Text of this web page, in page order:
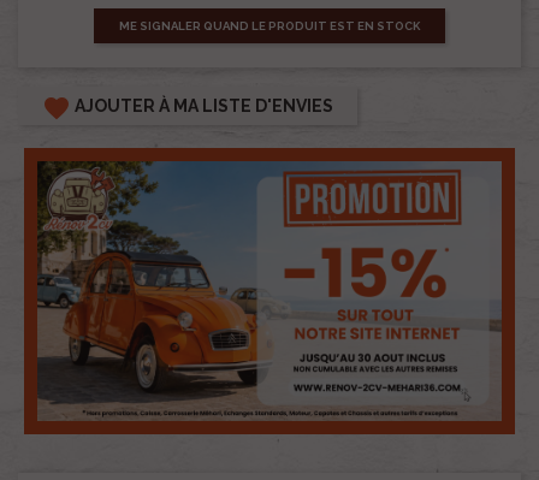
ME SIGNALER QUAND LE PRODUIT EST EN STOCK
favorite AJOUTER À MA LISTE D'ENVIES